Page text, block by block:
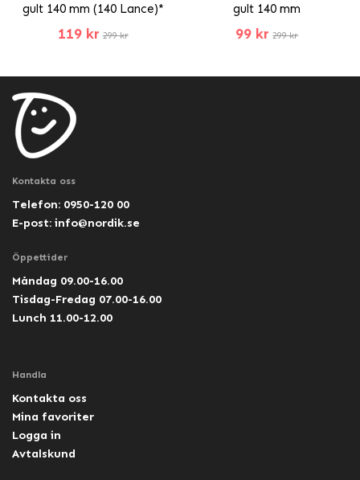
gult 140 mm (140 Lance)*
119 kr 299 kr
gult 140 mm
99 kr 299 kr
Kontakta oss
Telefon: 0950-120 00
E-post: info@nordik.se
Öppettider
Måndag 09.00-16.00
Tisdag-Fredag 07.00-16.00
Lunch 11.00-12.00
Handla
Kontakta oss
Mina favoriter
Logga in
Avtalskund